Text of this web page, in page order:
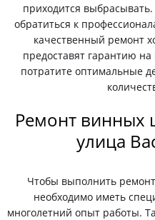
приходится
обратиться к
качественный ремонт
предоставят гарантию
потратите оптимальные
Ремонт винных
улица
Чтобы выполнить
необходимо иметь
многолетний опыт работы.